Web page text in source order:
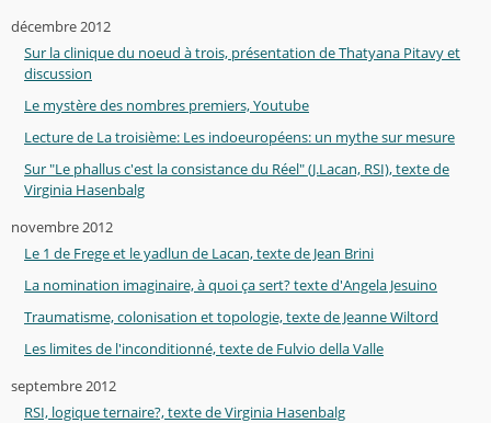
décembre 2012
Sur la clinique du noeud à trois, présentation de Thatyana Pitavy et
discussion
Le mystère des nombres premiers, Youtube
Lecture de La troisième: Les indoeuropéens: un mythe sur mesure
Sur "Le phallus c'est la consistance du Réel" (J.Lacan, RSI), texte de
Virginia Hasenbalg
novembre 2012
Le 1 de Frege et le yadlun de Lacan, texte de Jean Brini
La nomination imaginaire, à quoi ça sert? texte d'Angela Jesuino
Traumatisme, colonisation et topologie, texte de Jeanne Wiltord
Les limites de l'inconditionné, texte de Fulvio della Valle
septembre 2012
RSI, logique ternaire?, texte de Virginia Hasenbalg